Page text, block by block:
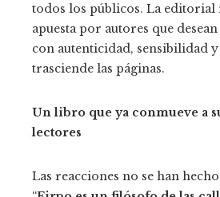
todos los públicos. La editorial
apuesta por autores que
con autenticidad, sensibilidad
trasciende las páginas.
Un libro que ya conmueve a
lectores
Las reacciones no se han